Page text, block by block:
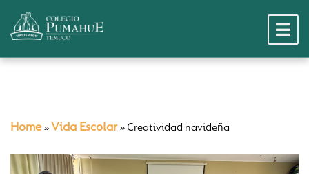
Home » Vida Escolar» Creatividad navideña